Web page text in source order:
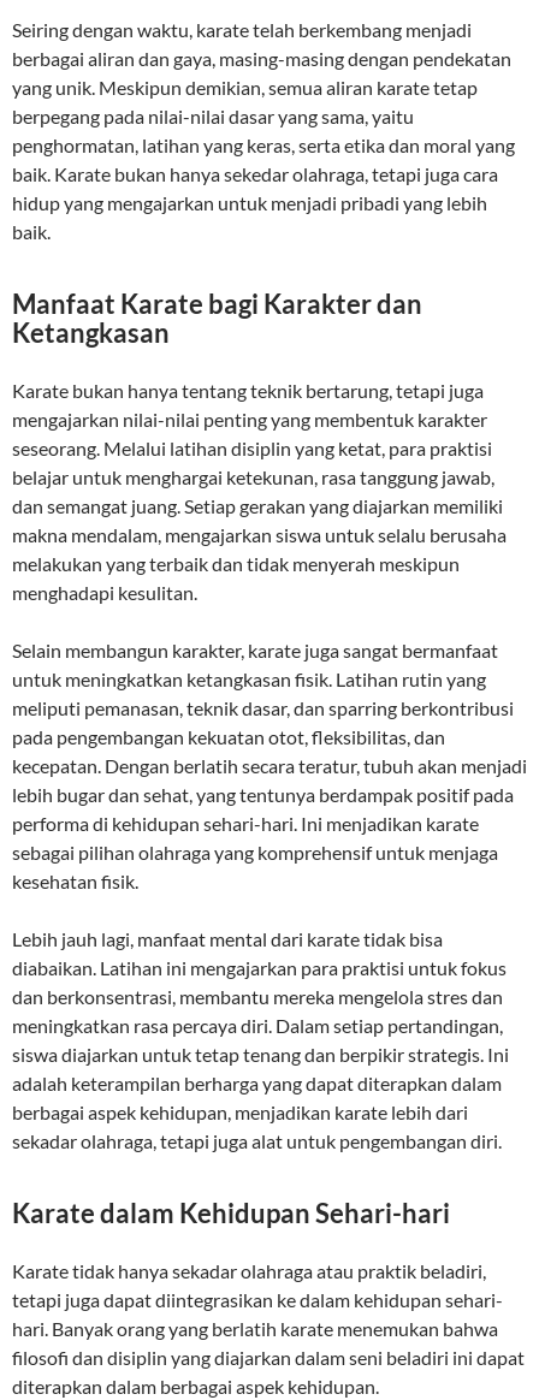
Seiring dengan waktu, karate telah berkembang menjadi
berbagai aliran dan gaya, masing-masing dengan pendekatan
yang unik. Meskipun demikian, semua aliran karate tetap
berpegang pada nilai-nilai dasar yang sama, yaitu
penghormatan, latihan yang keras, serta etika dan moral yang
baik. Karate bukan hanya sekedar olahraga, tetapi juga cara
hidup yang mengajarkan untuk menjadi pribadi yang lebih
baik.
Manfaat Karate bagi Karakter dan
Ketangkasan
Karate bukan hanya tentang teknik bertarung, tetapi juga
mengajarkan nilai-nilai penting yang membentuk karakter
seseorang. Melalui latihan disiplin yang ketat, para praktisi
belajar untuk menghargai ketekunan, rasa tanggung jawab,
dan semangat juang. Setiap gerakan yang diajarkan memiliki
makna mendalam, mengajarkan siswa untuk selalu berusaha
melakukan yang terbaik dan tidak menyerah meskipun
menghadapi kesulitan.
Selain membangun karakter, karate juga sangat bermanfaat
untuk meningkatkan ketangkasan fisik. Latihan rutin yang
meliputi pemanasan, teknik dasar, dan sparring berkontribusi
pada pengembangan kekuatan otot, fleksibilitas, dan
kecepatan. Dengan berlatih secara teratur, tubuh akan menjadi
lebih bugar dan sehat, yang tentunya berdampak positif pada
performa di kehidupan sehari-hari. Ini menjadikan karate
sebagai pilihan olahraga yang komprehensif untuk menjaga
kesehatan fisik.
Lebih jauh lagi, manfaat mental dari karate tidak bisa
diabaikan. Latihan ini mengajarkan para praktisi untuk fokus
dan berkonsentrasi, membantu mereka mengelola stres dan
meningkatkan rasa percaya diri. Dalam setiap pertandingan,
siswa diajarkan untuk tetap tenang dan berpikir strategis. Ini
adalah keterampilan berharga yang dapat diterapkan dalam
berbagai aspek kehidupan, menjadikan karate lebih dari
sekadar olahraga, tetapi juga alat untuk pengembangan diri.
Karate dalam Kehidupan Sehari-hari
Karate tidak hanya sekadar olahraga atau praktik beladiri,
tetapi juga dapat diintegrasikan ke dalam kehidupan sehari-
hari. Banyak orang yang berlatih karate menemukan bahwa
filosofi dan disiplin yang diajarkan dalam seni beladiri ini dapat
diterapkan dalam berbagai aspek kehidupan.